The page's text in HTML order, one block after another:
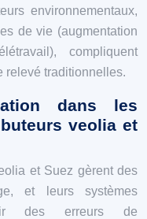
environnementaux,
de vie (augmentation
compliquent
relevé traditionnelles.
dans les
veolia et
et Suez gèrent des
et leurs systèmes
des erreurs de